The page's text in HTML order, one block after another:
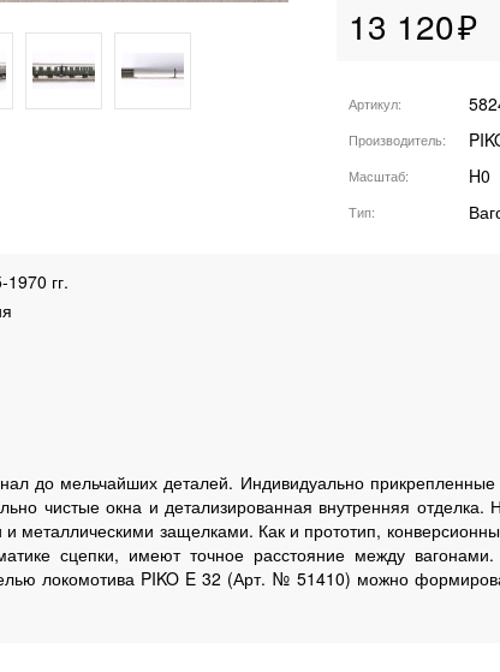
13 120
Артикул
Производитель
Масштаб H0
Тип
гг.
до мельчайших деталей. Индивидуально
чистые окна и детализированная внутренняя
металлическими защелками. Как и прототип,
сцепки, имеют точное расстояние между
локомотива PIKO E 32 (Арт. № 51410) можно